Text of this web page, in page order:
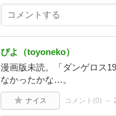
ぴよ（toyoneko）
漫画版未読。「ダンゲロス
なかったかな…。
ナイス コメント(0)